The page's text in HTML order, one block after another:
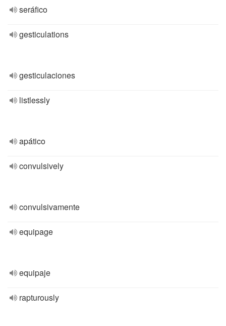
seráfico
gesticulations
gesticulaciones
listlessly
apático
convulsively
convulsivamente
equipage
equipaje
rapturously